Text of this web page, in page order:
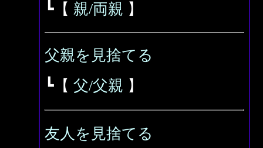
┗【 親/両親 】
父親を見捨てる
┗【 父/父親 】
友人を見捨てる